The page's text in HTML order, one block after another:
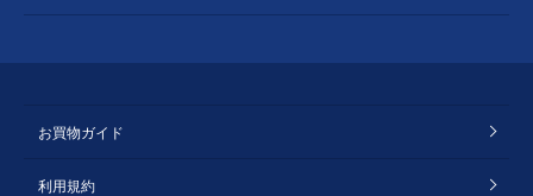
お買物ガイド
利用規約